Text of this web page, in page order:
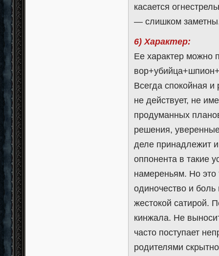
касается
— слишком
6) Характер:
Ее характер можно
Всегда спокойная и
не действует, не
продуманных
решения,
деле принадлежит
оппонента в такие
намереньям. Но
одиночество и
жестокой сатирой.
кинжала. Не
часто поступает
родителями